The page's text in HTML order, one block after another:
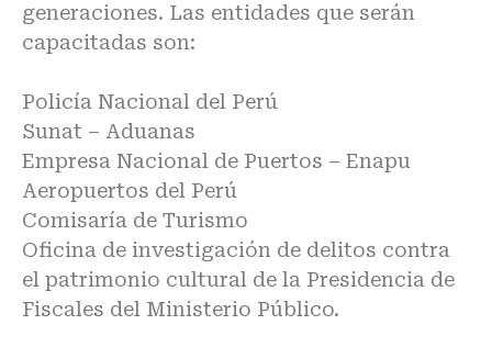
generaciones. Las entidades que serán
capacitadas son:
Policía Nacional del Perú
Sunat – Aduanas
Empresa Nacional de Puertos – Enapu
Aeropuertos del Perú
Comisaría de Turismo
Oficina de investigación de delitos contra
el patrimonio cultural de la Presidencia de
Fiscales del Ministerio Público.